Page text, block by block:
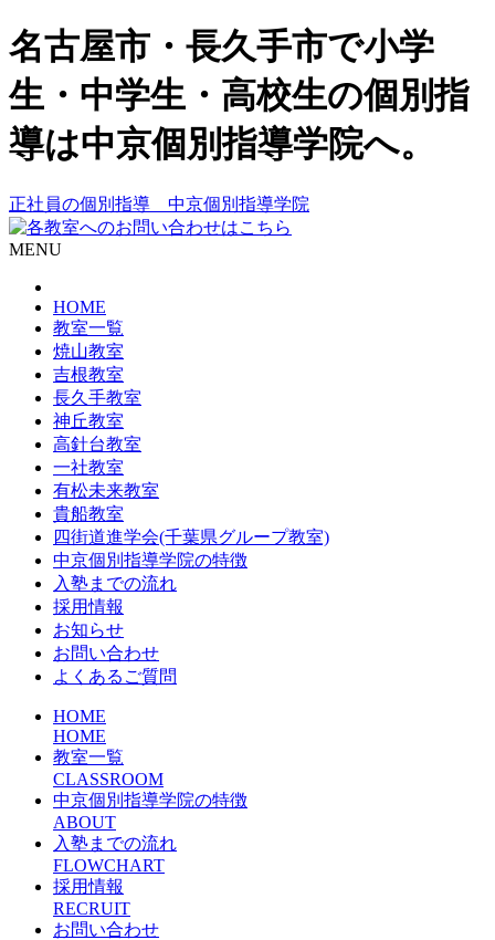
名古屋市・長久手市で小学
生・中学生・高校生の個別指
導は中京個別指導学院へ。
正社員の個別指導 中京個別指導学院
MENU
HOME
教室一覧
焼山教室
吉根教室
長久手教室
神丘教室
高針台教室
一社教室
有松未来教室
貴船教室
四街道進学会(千葉県グループ教室)
中京個別指導学院の特徴
入塾までの流れ
採用情報
お知らせ
お問い合わせ
よくあるご質問
HOME
HOME
教室一覧
CLASSROOM
中京個別指導学院の特徴
ABOUT
入塾までの流れ
FLOWCHART
採用情報
RECRUIT
お問い合わせ